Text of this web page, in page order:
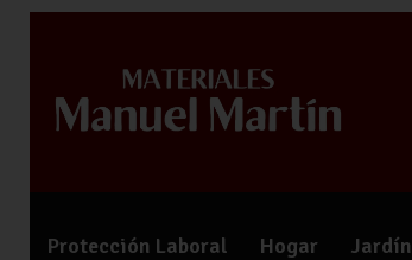
Protección Laboral Hogar Jardín